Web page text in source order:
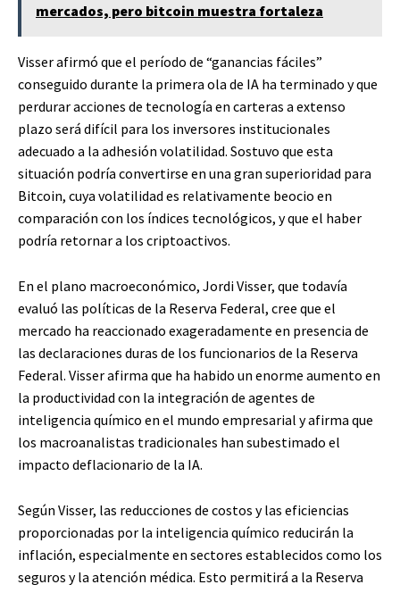
mercados, pero bitcoin muestra fortaleza
Visser afirmó que el período de “ganancias fáciles”
conseguido durante la primera ola de IA ha terminado y que
perdurar acciones de tecnología en carteras a extenso
plazo será difícil para los inversores institucionales
adecuado a la adhesión volatilidad. Sostuvo que esta
situación podría convertirse en una gran superioridad para
Bitcoin, cuya volatilidad es relativamente beocio en
comparación con los índices tecnológicos, y que el haber
podría retornar a los criptoactivos.
En el plano macroeconómico, Jordi Visser, que todavía
evaluó las políticas de la Reserva Federal, cree que el
mercado ha reaccionado exageradamente en presencia de
las declaraciones duras de los funcionarios de la Reserva
Federal. Visser afirma que ha habido un enorme aumento en
la productividad con la integración de agentes de
inteligencia químico en el mundo empresarial y afirma que
los macroanalistas tradicionales han subestimado el
impacto deflacionario de la IA.
Según Visser, las reducciones de costos y las eficiencias
proporcionadas por la inteligencia químico reducirán la
inflación, especialmente en sectores establecidos como los
seguros y la atención médica. Esto permitirá a la Reserva